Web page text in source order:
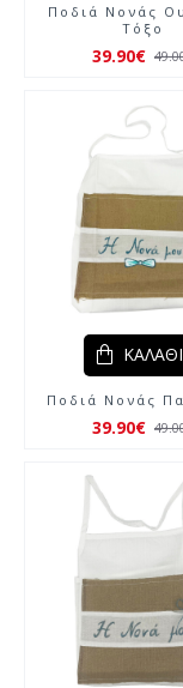
Ποδιά Νονάς
Τόξο
39.90€
Ποδιά Νονάς
39.90€
ΚΑΛΆΘΙ